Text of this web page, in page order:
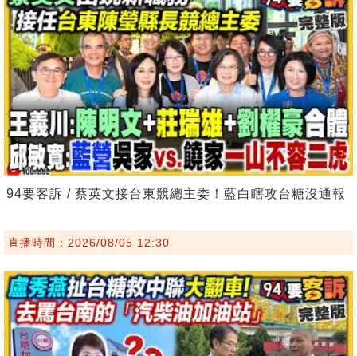
94要客訴 / 蔡英文接台東競總主委！藍白瞎攻台糖沒通報
直播時間：2026/08/05 12:30